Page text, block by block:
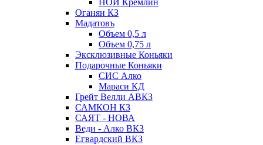
НОЙ Кремлин
Оганян КЗ
Мадатовъ
Объем 0,5 л
Объем 0,75 л
Эксклюзивные Коньяки
Подарочные Коньяки
СИС Алко
Мараси КД
Грейт Велли АВКЗ
САМКОН КЗ
САЯТ - НОВА
Веди - Алко ВКЗ
Егвардский ВКЗ